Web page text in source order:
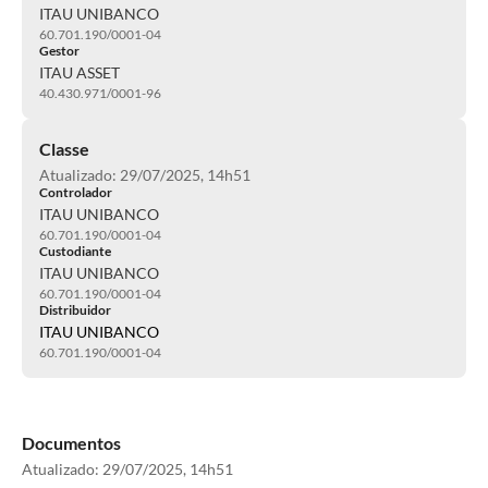
ITAU UNIBANCO
60.701.190/0001-04
Gestor
ITAU ASSET
40.430.971/0001-96
Classe
Atualizado: 29/07/2025, 14h51
Controlador
ITAU UNIBANCO
60.701.190/0001-04
Custodiante
ITAU UNIBANCO
60.701.190/0001-04
Distribuidor
ITAU UNIBANCO
60.701.190/0001-04
Documentos
Atualizado: 29/07/2025, 14h51